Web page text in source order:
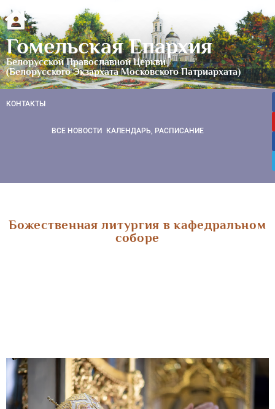
Гомельская Епархия
Белорусской Православной Церкви
(Белорусского Экзархата Московского Патриархата)
КОНТАКТЫ
ВСЕ НОВОСТИ КАЛЕНДАРЬ, РАСПИСАНИЕ
Божественная литургия в кафедральном
соборе